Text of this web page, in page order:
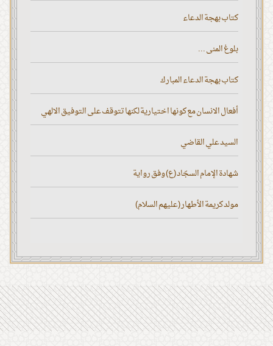
كتاب بهجة الدعاء
بلوغ المنى ...
كتاب بهجة الدعاء المبارك
أفعال الانسان مع كونها اختيارية لكنها تتوقف على التوفيق الالهي
السيد علي القاضي
شهادة الإمام السجّاد (ع) وفق رواية
مولد كريمة الأطهار (عليهم السلام)